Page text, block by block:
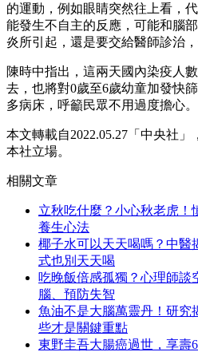
的運動，例如眼睛突然往上看，
能發生不自主的反應，可能和腦
炎所引起，還是要交給醫師診治
陳時中指出，這兩天國內染疫人
去，也將對0歲至6歲幼童加發快
多病床，呼籲民眾不用過度擔心。
本文轉載自2022.05.27「中央社
本社立場。
相關文章
立秋吃什麼？小心秋老虎！
養生心法
椰子水可以天天喝嗎？中醫
式也別天天喝
吃晚飯倍感孤獨？心理師談
腦、預防失智
魚油不是大腦萬靈丹！研究
些才是關鍵重點
東野圭吾大腸癌過世，享壽